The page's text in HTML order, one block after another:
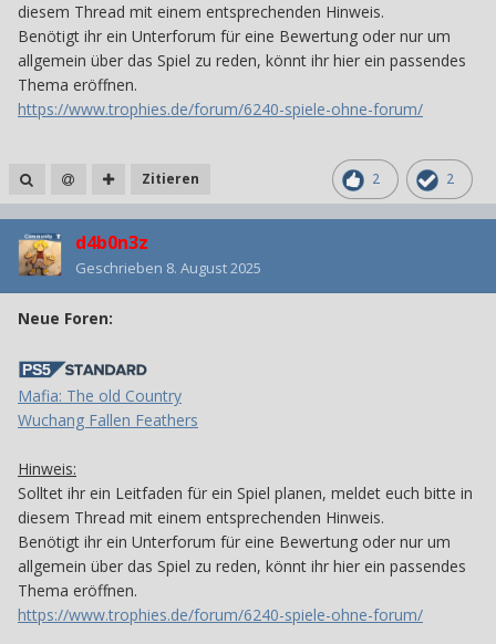
diesem Thread mit einem entsprechenden Hinweis.
Benötigt ihr ein Unterforum für eine Bewertung oder nur um
allgemein über das Spiel zu reden, könnt ihr hier ein passendes
Thema eröffnen.
https://www.trophies.de/forum/6240-spiele-ohne-forum/
2 2
Zitieren
d4b0n3z
Geschrieben 8. August 2025
Neue Foren:
Mafia: The old Country
Wuchang Fallen Feathers
Hinweis:
Solltet ihr ein Leitfaden für ein Spiel planen, meldet euch bitte in
diesem Thread mit einem entsprechenden Hinweis.
Benötigt ihr ein Unterforum für eine Bewertung oder nur um
allgemein über das Spiel zu reden, könnt ihr hier ein passendes
Thema eröffnen.
https://www.trophies.de/forum/6240-spiele-ohne-forum/